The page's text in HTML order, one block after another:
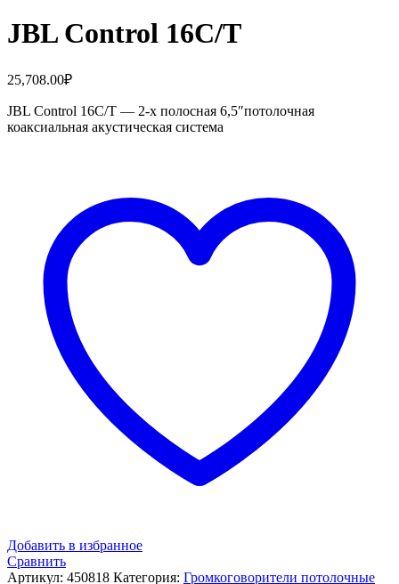
JBL Control 16C/T
25,708.00₽
JBL Control 16C/T — 2-х полосная 6,5″потолочная
коаксиальная акустическая система
Добавить в избранное
Сравнить
Артикул: 450818 Категория: Громкоговорители потолочные